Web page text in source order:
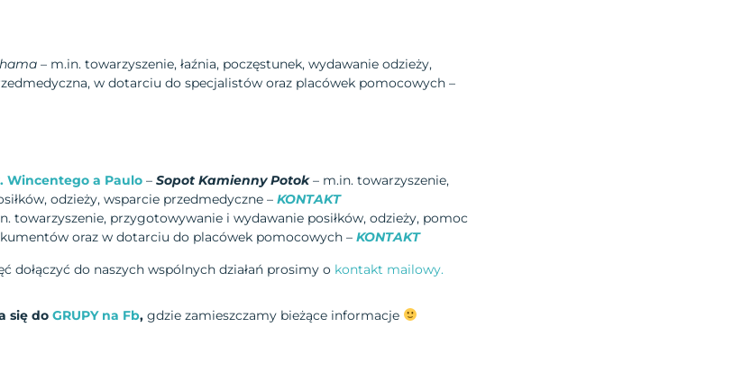
– m.in. towarzyszenie, łaźnia, poczęstunek, wydawanie odzieży,
w dotarciu do specjalistów oraz placówek pomocowych –
Wincentego a Paulo – Sopot Kamienny Potok– m.in. towarzyszenie,
odzieży, wsparcie przedmedyczne – KONTAKT
towarzyszenie, przygotowywanie i wydawanie posiłków, odzieży, pomoc
oraz w dotarciu do placówek pomocowych – KONTAKT
dołączyć do naszych wspólnych działań prosimy o kontakt mailowy.
się do GRUPY na Fb, gdzie zamieszczamy bieżące informacje